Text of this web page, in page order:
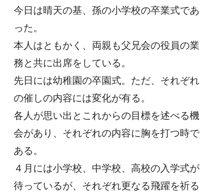
今日は晴天の基、孫の小学校の卒業式であ
った。
本人はともかく、両親も父兄会の役員の業
務と共に出席をしている。
先日には幼稚園の卒園式。ただ、それぞれ
の催しの内容には変化が有る。
各人が思い出とこれからの目標を述べる機
会があり、それぞれの内容に胸を打つ時で
ある。
４月には小学校、中学校、高校の入学式が
待っているが、それぞれ更なる飛躍を祈る